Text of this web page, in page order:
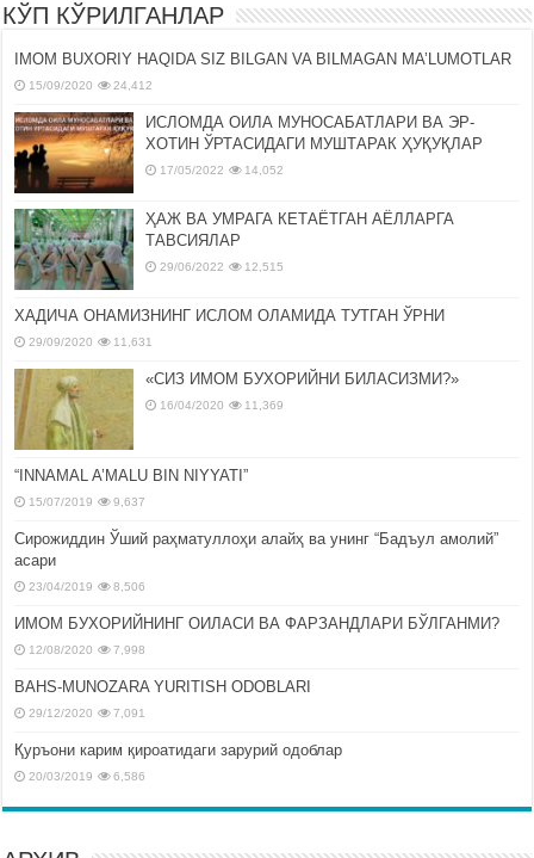
КЎП КЎРИЛГАНЛАР
IMOM BUXORIY HAQIDA SIZ BILGAN VA BILMAGAN MA’LUMOTLAR
15/09/2020 24,412
ИСЛОМДА ОИЛА МУНОСАБАТЛАРИ ВА ЭР-
ХОТИН ЎРТАСИДАГИ МУШТАРАК ҲУҚУҚЛАР
17/05/2022 14,052
ҲАЖ ВА УМРАГА КЕТАЁТГАН АЁЛЛАРГА
ТАВСИЯЛАР
29/06/2022 12,515
ХАДИЧА ОНАМИЗНИНГ ИСЛОМ ОЛАМИДА ТУТГАН ЎРНИ
29/09/2020 11,631
«СИЗ ИМОМ БУХОРИЙНИ БИЛАСИЗМИ?»
16/04/2020 11,369
“INNAMAL A’MALU BIN NIYYATI”
15/07/2019 9,637
Сирожиддин Ўший раҳматуллоҳи алайҳ ва унинг “Бадъул амолий”
асари
23/04/2019 8,506
ИМОМ БУХОРИЙНИНГ ОИЛАСИ ВА ФАРЗАНДЛАРИ БЎЛГАНМИ?
12/08/2020 7,998
BAHS-MUNOZARA YURITISH ODOBLARI
29/12/2020 7,091
Қуръони карим қироатидаги зарурий одоблар
20/03/2019 6,586